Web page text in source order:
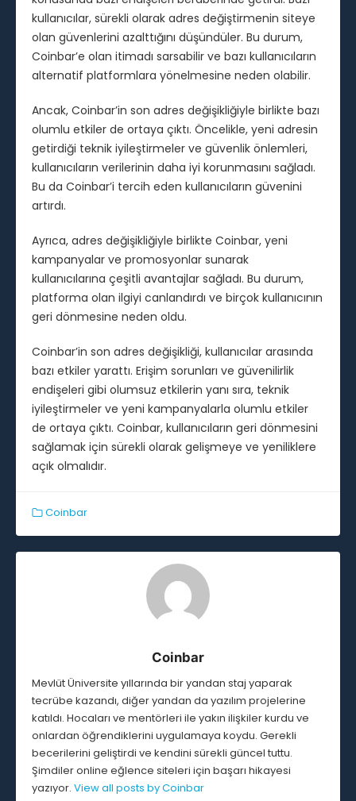
kullanıcılar, sürekli olarak adres değiştirmenin siteye
olan güvenlerini azalttığını düşündüler. Bu durum,
Coinbar’e olan itimadı sarsabilir ve bazı kullanıcıların
alternatif platformlara yönelmesine neden olabilir.
Ancak, Coinbar’in son adres değişikliğiyle birlikte bazı
olumlu etkiler de ortaya çıktı. Öncelikle, yeni adresin
getirdiği teknik iyileştirmeler ve güvenlik önlemleri,
kullanıcıların verilerinin daha iyi korunmasını sağladı.
Bu da Coinbar’i tercih eden kullanıcıların güvenini
artırdı.
Ayrıca, adres değişikliğiyle birlikte Coinbar, yeni
kampanyalar ve promosyonlar sunarak
kullanıcılarına çeşitli avantajlar sağladı. Bu durum,
platforma olan ilgiyi canlandırdı ve birçok kullanıcının
geri dönmesine neden oldu.
Coinbar’in son adres değişikliği, kullanıcılar arasında
bazı etkiler yarattı. Erişim sorunları ve güvenilirlik
endişeleri gibi olumsuz etkilerin yanı sıra, teknik
iyileştirmeler ve yeni kampanyalarla olumlu etkiler
de ortaya çıktı. Coinbar, kullanıcıların geri dönmesini
sağlamak için sürekli olarak gelişmeye ve yeniliklere
açık olmalıdır.
Coinbar
Coinbar
Mevlüt Üniversite yıllarında bir yandan staj yaparak
tecrübe kazandı, diğer yandan da yazılım projelerine
katıldı. Hocaları ve mentörleri ile yakın ilişkiler kurdu ve
onlardan öğrendiklerini uygulamaya koydu. Gerekli
becerilerini geliştirdi ve kendini sürekli güncel tuttu.
Şimdiler online eğlence siteleri için başarı hikayesi
yazıyor. View all posts by Coinbar